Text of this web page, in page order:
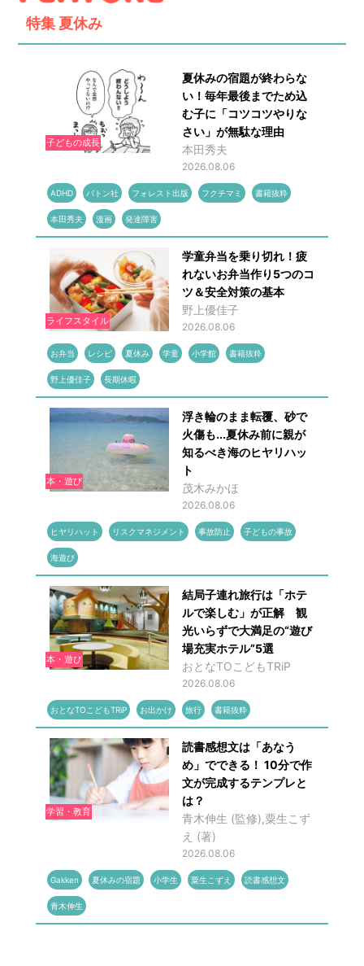
特集 夏休み
子どもの成長
夏休みの宿題が終わらな
い！毎年最後までため込
む子に「コツコツやりな
さい」が無駄な理由
本田秀夫
2026.08.06
ADHD バトン社 フォレスト出版 フクチマミ 書籍抜粋
本田秀夫 漫画 発達障害
ライフスタイル
学童弁当を乗り切れ！疲
れないお弁当作り5つのコ
ツ＆安全対策の基本
野上優佳子
2026.08.06
お弁当 レシピ 夏休み 学童 小学館 書籍抜粋
野上優佳子 長期休暇
本・遊び
浮き輪のまま転覆、砂で
火傷も...夏休み前に親が
知るべき海のヒヤリハッ
ト
茂木みかほ
2026.08.06
ヒヤリハット リスクマネジメント 事故防止 子どもの事故
海遊び
本・遊び
結局子連れ旅行は「ホテ
ルで楽しむ」が正解 観
光いらずで大満足の“遊び
場充実ホテル”5選
おとなTOこどもTRiP
2026.08.06
おとなTOこどもTRiP お出かけ 旅行 書籍抜粋
学習・教育
読書感想文は「あなう
め」でできる！ 10分で作
文が完成するテンプレと
は？
青木伸生 (監修),粟生こず
え (著)
2026.08.06
Gakken 夏休みの宿題 小学生 粟生こずえ 読書感想文
青木伸生